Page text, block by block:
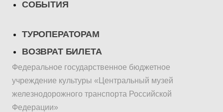
СОБЫТИЯ
ТУРОПЕРАТОРАМ
ВОЗВРАТ БИЛЕТА
Федеральное государственное бюджетное
учреждение культуры «Центральный музей
железнодорожного транспорта Российской
Федерации»